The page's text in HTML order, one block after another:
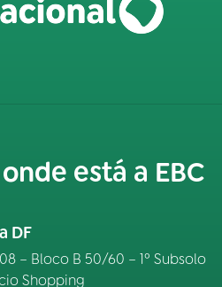
está a EBC
DF
– Bloco B 50/60 – 1º Subsolo
Shopping